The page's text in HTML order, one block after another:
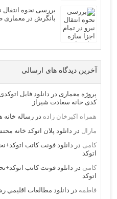
بررسی نحوه انتقال
بانگرش در معماری
آخرین دیدگاه های ارسالی
پروژه معماری در دانلود فایل
کدی خانه سعادت شیراز
همراه اکبرخان زاده دررساله خانه
مارال در دانلود پلان اتوکد خانه
کامی در دانلود فونت کاتب
اتوکد
کامی در دانلود فونت کاتب
اتوکد
فاطمه در دانلود مطالعات اقليمي